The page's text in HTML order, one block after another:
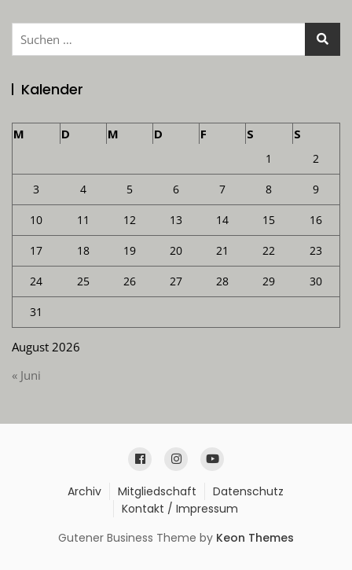
Suchen
Kalender
August 2026
M D M D F S S
1 2
3 4 5 6 7 8 9
10 11 12 13 14 15 16
17 18 19 20 21 22 23
24 25 26 27 28 29 30
31
« Juni
Archiv Mitgliedschaft
Datenschutz
Kontakt / Impressum
Gutener Business Theme by Keon Themes